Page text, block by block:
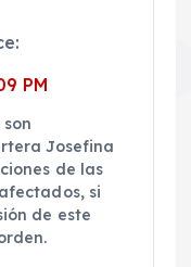
PM
Josefina
de las
si
de este